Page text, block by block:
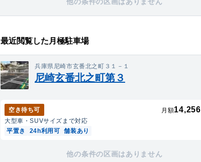
最近閲覧した月極駐車場
兵庫県尼崎市玄番北之町３１－１
尼崎玄番北之町第３
空き待ち可 月額14,256
大型車・SUVサイズまで対応
平置き
24h利用可 舗装あり
他の条件の区画はありません